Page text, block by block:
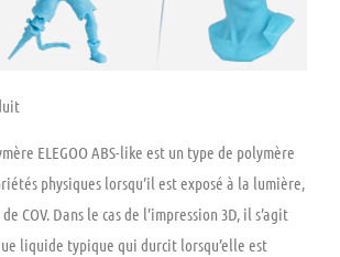
ELEGOO ABS-like est un type de polymère
physiques lorsqu’il est exposé à la lumière,
COV. Dans le cas de l’impression 3D, il s’agit
liquide typique qui durcit lorsqu’elle est